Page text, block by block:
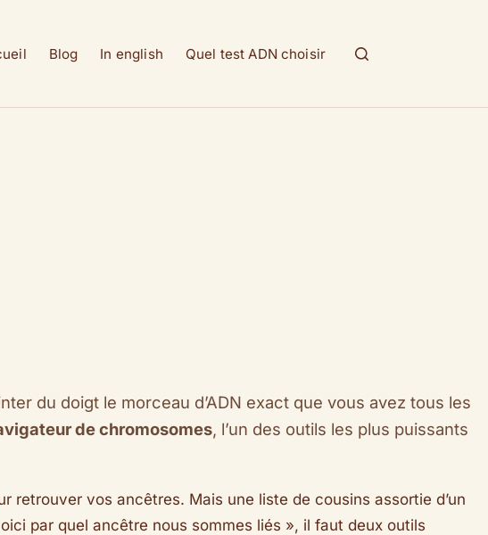
Blog In english Quel test ADN choisir
du doigt le morceau d’ADN exact que vous avez tous les
de chromosomes, l’un des outils les plus puissants
vos ancêtres. Mais une liste de cousins assortie d’un
par quel ancêtre nous sommes liés », il faut deux outils